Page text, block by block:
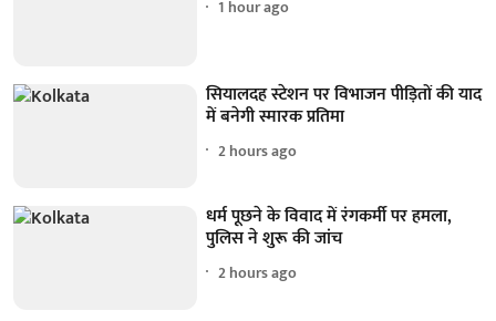
1 hour ago
सियालदह स्टेशन पर विभाजन पीड़ितों की याद
में बनेगी स्मारक प्रतिमा
2 hours ago
धर्म पूछने के विवाद में रंगकर्मी पर हमला,
पुलिस ने शुरू की जांच
2 hours ago